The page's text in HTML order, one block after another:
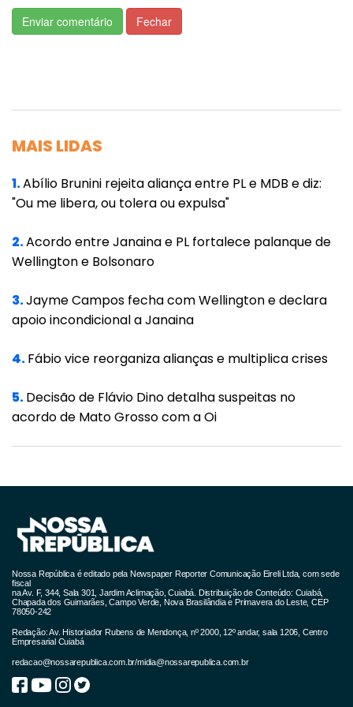
2.860 e apresentou uma leve queda em
"Acho essa previsão um pouco exagerada",
forma, estamos a caminho de ultrapassar os
Estados Unidos em número absoluto de
mortes. Se não for em agosto, será em
Países menores
Na conta de mortes por milhão, Brasil só não
está na frente de países pequenos e com
11.ª posição no ranking com a maior
proporção de vidas perdidas para a
pandemia.
Nas primeiras posições estão a República
Bósnia-Herzegovina, Bulgária, Macedônia do
Norte, Bélgica e Eslováquia. Todas têm
coeficientes acima dos 2 mil óbitos por
milhão. "São países pequenos, muito frios e
com grande número de idosos", explica Alves.
O cálculo não são considera nações com
menos de 100 mil habitantes, como Gibraltar e
San Marino.
Enviar comentário Fechar
MAIS LIDAS
1.Abílio Brunini rejeita aliança entre PL e MDB e diz:
"Ou me libera, ou tolera ou expulsa"
2.Acordo entre Janaina e PL fortalece palanque de
Wellington e Bolsonaro
3.Jayme Campos fecha com Wellington e declara
apoio incondicional a Janaina
4.Fábio vice reorganiza alianças e multiplica crises
5.Decisão de Flávio Dino detalha suspeitas no
acordo de Mato Grosso com a Oi
Nossa República é editado pela Newspaper Reporter Comunicação Eireli Ltda, com sede
fiscal
na Av. F, 344, Sala 301, Jardim Aclimação, Cuiabá. Distribuição de Conteúdo: Cuiabá,
Chapada dos Guimarães, Campo Verde, Nova Brasilândia e Primavera do Leste, CEP
78050-242
Redação: Av. Historiador Rubens de Mendonça, nº 2000, 12º andar, sala 1206, Centro
Empresarial Cuiabá
redacao@nossarepublica.com.br/midia@nossarepublica.com.br